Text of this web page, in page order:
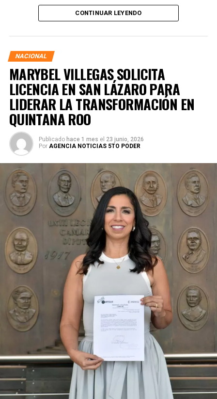
presidenta de la República, Claudia Sheinbaum Pardo,
asegurando que la consolidación del bienestar social
Durante su encargo en la Cámara Alta, Gino Segura centró
su agenda legislativa en iniciativas orientadas a
robustecer el desarrollo económico, la sustentabilidad
turística y la equidad social. Sin embargo, enfatizó que la
coyuntura actual exige priorizar la organización comunitaria
para asegurar la continuidad del proyecto político en la
región sureste del país.
Con esta determinación, el senador abre una etapa
decisiva en su trayectoria pública, apostando por una
estrategia de cercanía ciudadana. Su retorno a Quintana
Roo busca garantizar la cohesión de las estructuras de
izquierda de cara a los próximos retos políticos. El relevo
institucional se procesará conforme a los tiempos legales
establecidos, manteniendo la continuidad de la
representación parlamentaria del estado.
Fuente: 5to Poder Agencia de Noticias
CONTINUAR LEYENDO
NACIONAL
MARYBEL VILLEGAS SOLICITA
LICENCIA EN SAN LÁZARO PARA
LIDERAR LA TRANSFORMACIÓN EN
QUINTANA ROO
Publicado hace 1 mes el 23 junio, 2026
Por AGENCIA NOTICIAS 5TO PODER